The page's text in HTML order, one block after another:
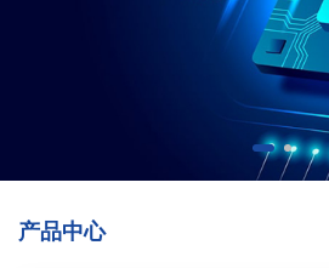
产品中心